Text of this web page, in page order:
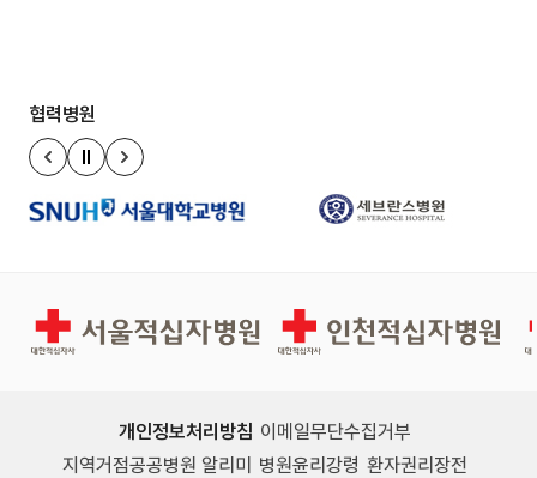
협력병원
이전 슬라이드
정지
다음 슬라이드
서울적십자병원 인천적십자병원
개인정보처리방침 이메일무단수집거부
지역거점공공병원 알리미 병원윤리강령 환자권리장전